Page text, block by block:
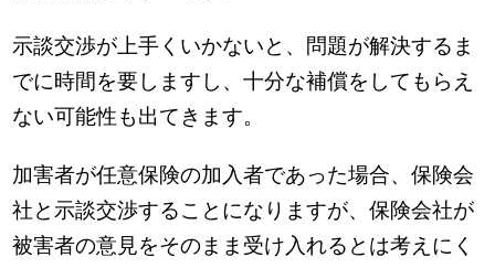
示談交渉が上手くいかないと、問題が解決するま
でに時間を要しますし、十分な補償をしてもらえ
ない可能性も出てきます。
加害者が任意保険の加入者であった場合、保険会
社と示談交渉することになりますが、保険会社が
被害者の意見をそのまま受け入れるとは考えにく